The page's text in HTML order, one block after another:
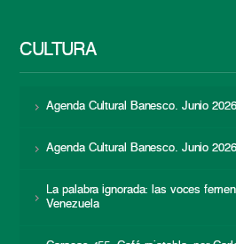
CULTURA
Agenda Cultural Banesco. Junio
Agenda Cultural Banesco. Junio
La palabra ignorada: las voces
Venezuela